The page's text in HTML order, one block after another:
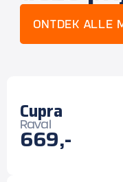
ONTDEK ALLE
Cupra
Raval
669,-